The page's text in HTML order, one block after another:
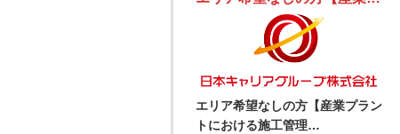
エリア希望なしの方【産業プラン
トにおける施工管理…